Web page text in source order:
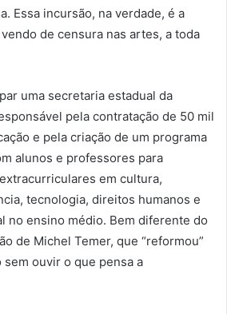
Essa incursão, na verdade, é a
de censura nas artes, a toda
uma secretaria estadual da
pela contratação de 50 mil
e pela criação de um programa
alunos e professores para
em cultura,
tecnologia, direitos humanos e
no ensino médio. Bem diferente do
de Michel Temer, que “reformou”
ouvir o que pensa a